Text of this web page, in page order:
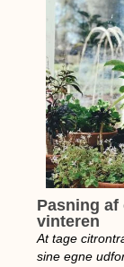
Pasning
vinteren
At tage
sine egne